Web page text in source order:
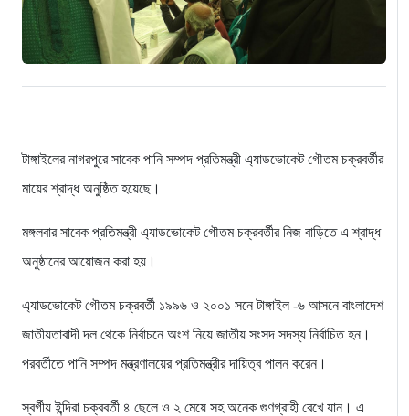
টাঙ্গাইলের নাগরপুরে সাবেক পানি সম্পদ প্রতিমন্ত্রী এ্যাডভোকেট গৌতম চক্রবর্তীর
মায়ের শ্রাদ্ধ অনুষ্ঠিত হয়েছে।
মঙ্গলবার সাবেক প্রতিমন্ত্রী এ্যাডভোকেট গৌতম চক্রবর্তীর নিজ বাড়িতে এ শ্রাদ্ধ
অনুষ্ঠানের আয়োজন করা হয়।
এ্যাডভোকেট গৌতম চক্রবর্তী ১৯৯৬ ও ২০০১ সনে টাঙ্গাইল -৬ আসনে বাংলাদেশ
জাতীয়তাবাদী দল থেকে নির্বাচনে অংশ নিয়ে জাতীয় সংসদ সদস্য নির্বাচিত হন।
পরবর্তীতে পানি সম্পদ মন্ত্রণালয়ের প্রতিমন্ত্রীর দায়িত্ব পালন করেন।
স্বর্গীয় ইন্দিরা চক্রবর্তী ৪ ছেলে ও ২ মেয়ে সহ অনেক গুণগ্রাহী রেখে যান। এ